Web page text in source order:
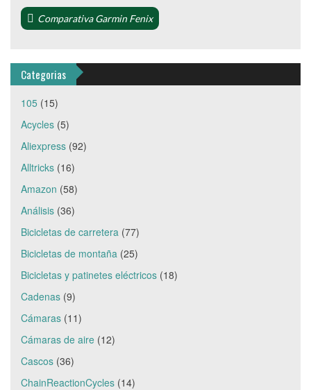
Comparativa Garmin Fenix
Categorias
105 (15)
Acycles (5)
Aliexpress (92)
Alltricks (16)
Amazon (58)
Análisis (36)
Bicicletas de carretera (77)
Bicicletas de montaña (25)
Bicicletas y patinetes eléctricos (18)
Cadenas (9)
Cámaras (11)
Cámaras de aire (12)
Cascos (36)
ChainReactionCycles (14)